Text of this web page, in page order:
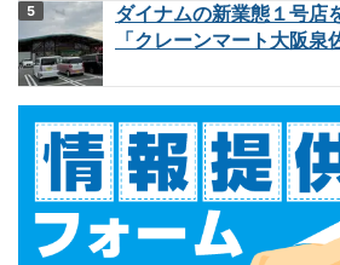
ダイナムの新業態１号店
「クレーンマート大阪